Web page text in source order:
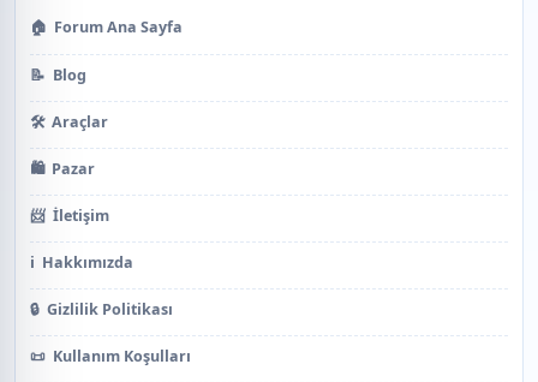
🏠 Forum Ana Sayfa
📝 Blog
🛠️ Araçlar
🛍️ Pazar
📨 İletişim
ℹ️ Hakkımızda
🔒 Gizlilik Politikası
📜 Kullanım Koşulları